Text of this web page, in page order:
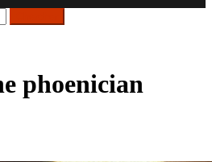
phoenician